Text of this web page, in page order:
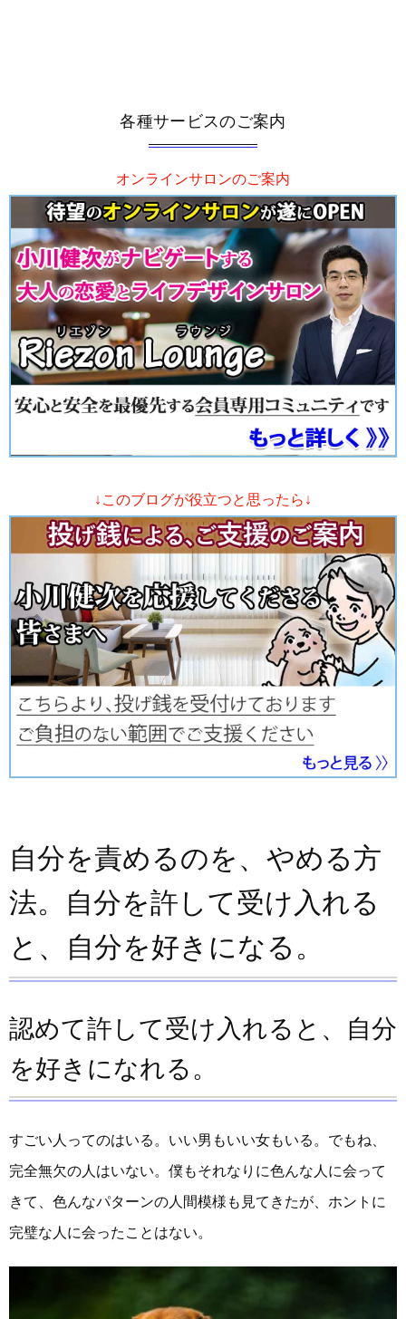
各種サービスのご案内
オンラインサロンのご案内
↓このブログが役立つと思ったら↓
自分を責めるのを、やめる方
法。自分を許して受け入れる
と、自分を好きになる。
認めて許して受け入れると、自分
を好きになれる。
すごい人ってのはいる。いい男もいい女もいる。でもね、
完全無欠の人はいない。僕もそれなりに色んな人に会って
きて、色んなパターンの人間模様も見てきたが、ホントに
完璧な人に会ったことはない。